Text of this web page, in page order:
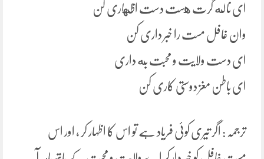
ای ناله گرت هست دست اظهاری کن
وان غافل مست را خبر داری کن
ای دست ولایت و محبت به داری
ای باطن مغز دوستی کاری کن
ترجمہ : اگر تیری کوئی فریاد ہے تو اس کا اظہار کر ، اور اس